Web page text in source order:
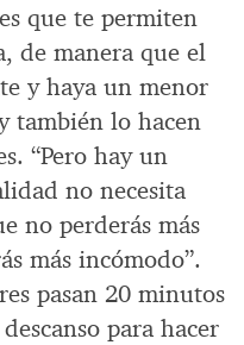
que te permiten
de manera que el
y haya un menor
también lo hacen
“Pero hay un
no necesita
no perderás más
más incómodo”.
pasan 20 minutos
para hacer